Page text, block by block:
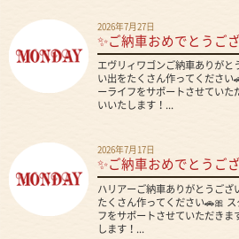
2026年7月27日
✨ご納車おめでとうご
エヴリィワゴンご納車ありがと
い出をたくさん作ってください
ーライフをサポートさせていた
いいたします！...
2026年7月17日
✨ご納車おめでとうご
ハリアーご納車ありがとうござ
たくさん作ってください🚗🎀
フをサポートさせていただきま
します！...